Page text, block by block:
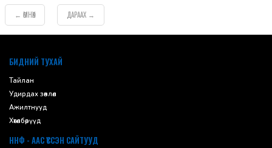
← ӨМНӨХ ДАРААХ →
БИДНИЙ ТУХАЙ
Тайлан
Удирдах зөвлөл
Ажилтнууд
Хөтөлбөрүүд
ННФ - ААС ҮҮССЭН САЙТУУД